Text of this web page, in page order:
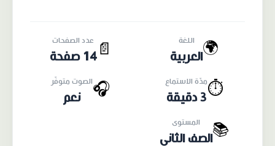
🌍 اللغة
العربية 📄
عدد الصفحات
14 صفحة
⏱️مدّة الاستماع
3 دقيقة
🎧الصوت متوفّر
نعم
📚 المستوى
الصف الثاني